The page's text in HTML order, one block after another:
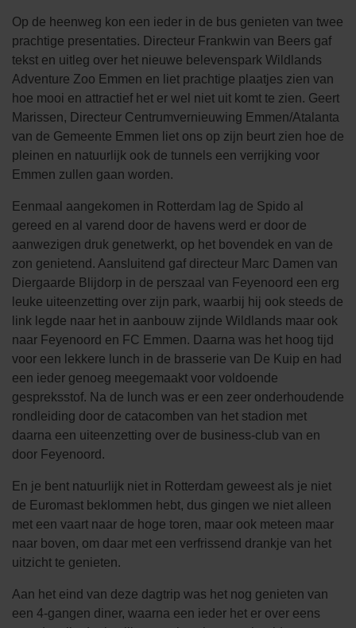
Op de heenweg kon een ieder in de bus genieten van twee
prachtige presentaties. Directeur Frankwin van Beers gaf
tekst en uitleg over het nieuwe belevenspark Wildlands
Adventure Zoo Emmen en liet prachtige plaatjes zien van
hoe mooi en attractief het er wel niet uit komt te zien. Geert
Marissen, Directeur Centrumvernieuwing Emmen/Atalanta
van de Gemeente Emmen liet ons op zijn beurt zien hoe de
pleinen en natuurlijk ook de tunnels een verrijking voor
Emmen zullen gaan worden.
Eenmaal aangekomen in Rotterdam lag de Spido al
gereed en al varend door de havens werd er door de
aanwezigen druk genetwerkt, op het bovendek en van de
zon genietend. Aansluitend gaf directeur Marc Damen van
Diergaarde Blijdorp in de perszaal van Feyenoord een erg
leuke uiteenzetting over zijn park, waarbij hij ook steeds de
link legde naar het in aanbouw zijnde Wildlands maar ook
naar Feyenoord en FC Emmen. Daarna was het hoog tijd
voor een lekkere lunch in de brasserie van De Kuip en had
een ieder genoeg meegemaakt voor voldoende
gespreksstof. Na de lunch was er een zeer onderhoudende
rondleiding door de catacomben van het stadion met
daarna een uiteenzetting over de business-club van en
door Feyenoord.
En je bent natuurlijk niet in Rotterdam geweest als je niet
de Euromast beklommen hebt, dus gingen we niet alleen
met een vaart naar de hoge toren, maar ook meteen maar
naar boven, om daar met een verfrissend drankje van het
uitzicht te genieten.
Aan het eind van deze dagtrip was het nog genieten van
een 4-gangen diner, waarna een ieder het er over eens